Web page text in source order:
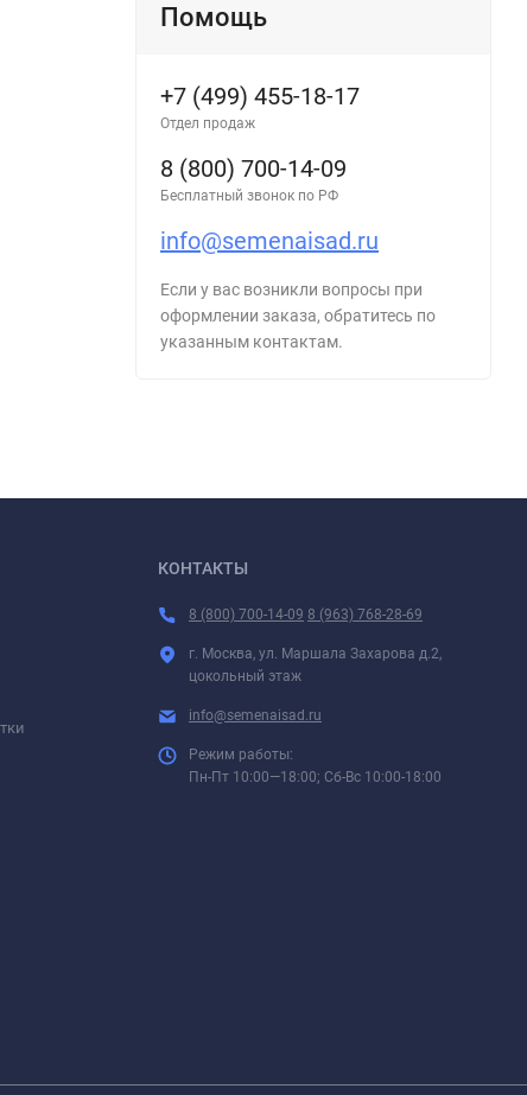
Помощь
+7 (499) 455-18-17
Отдел продаж
8 (800) 700-14-09
Бесплатный звонок по РФ
info@semenaisad.ru
Если у вас возникли вопросы при
оформлении заказа, обратитесь по
указанным контактам.
КОНТАКТЫ
8 (800) 700-14-09 8 (963) 768-28-69
г. Москва, ул. Маршала Захарова д.2,
цокольный этаж
info@semenaisad.ru
Режим работы:
Пн-Пт 10:00—18:00; Сб-Вс 10:00-18:00